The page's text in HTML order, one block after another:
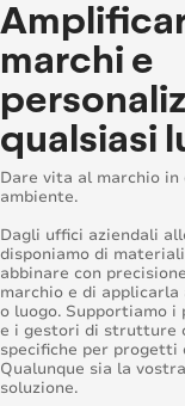
marchi e
qualsiasi
Dare vita al marchio
ambiente.
Dagli uffici aziendali
disponiamo di
abbinare con
marchio e di
o luogo. Supportiamo
e i gestori di strutture
specifiche per progetti
Qualunque sia la
soluzione.